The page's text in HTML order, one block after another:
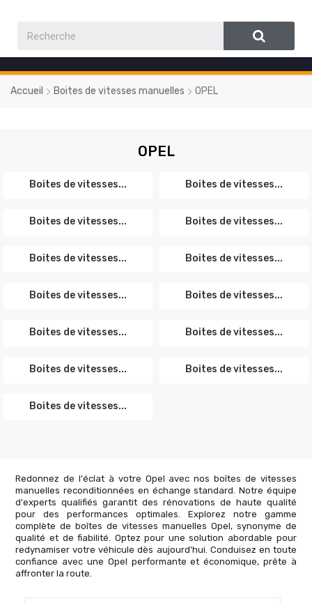
Accueil Boites de vitesses manuelles OPEL
OPEL
Boites de vitesses... Boites de vitesses...
Boites de vitesses... Boites de vitesses...
Boites de vitesses... Boites de vitesses...
Boites de vitesses... Boites de vitesses...
Boites de vitesses... Boites de vitesses...
Boites de vitesses... Boites de vitesses...
Boites de vitesses...
Redonnez de l'éclat à votre Opel avec nos boîtes de vitesses
manuelles reconditionnées en échange standard. Notre équipe
d'experts qualifiés garantit des rénovations de haute qualité
pour des performances optimales. Explorez notre gamme
complète de boîtes de vitesses manuelles Opel, synonyme de
qualité et de fiabilité. Optez pour une solution abordable pour
redynamiser votre véhicule dès aujourd'hui. Conduisez en toute
confiance avec une Opel performante et économique, prête à
affronter la route.